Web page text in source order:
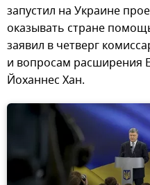
запустил на Украине
оказывать стране
заявил в четверг
и вопросам расширения
Йоханнес Хан.